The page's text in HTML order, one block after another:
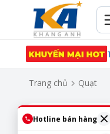
Trang chủ Quạt
Quạt cây
Hotline bán hàng